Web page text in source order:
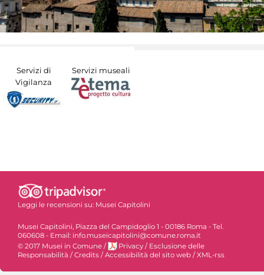
Servizi di
Vigilanza
Servizi museali
Leggi le recensioni su: Musei Capitolini
Musei Capitolini, Piazza del Campidoglio 1 - 00186 Roma - Tel.
060608 - Email: info.museicapitolini@comune.roma.it
© 2017 Musei in Comune / Privacy / Esclusione delle
Responsabilità / Credits / Accessibilità del sito web / XML-rss